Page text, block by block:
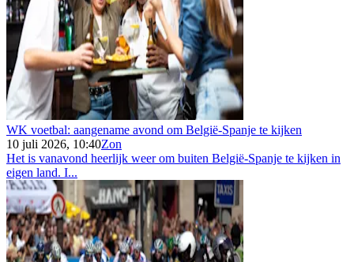
WK voetbal: aangename avond om België-Spanje te kijken
10 juli 2026, 10:40Zon
Het is vanavond heerlijk weer om buiten België-Spanje te kijken in
eigen land. I...